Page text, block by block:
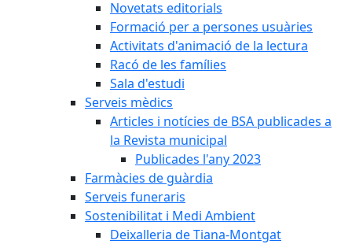
Novetats editorials
Formació per a persones usuàries
Activitats d'animació de la lectura
Racó de les famílies
Sala d'estudi
Serveis mèdics
Articles i notícies de BSA publicades a
la Revista municipal
Publicades l'any 2023
Farmàcies de guàrdia
Serveis funeraris
Sostenibilitat i Medi Ambient
Deixalleria de Tiana-Montgat